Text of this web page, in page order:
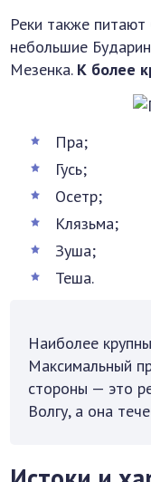
Реки также
небольшие
Мезенка. К более
Пра;
Гусь;
Осетр;
Клязьма;
Зуша;
Теша.
Наиболее
Максимальный
стороны — это
Волгу, а она